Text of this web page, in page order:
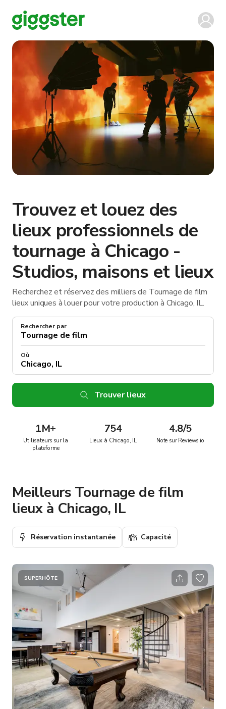
Trouvez et louez des
lieux professionnels de
tournage à Chicago -
Studios, maisons et lieux
Recherchez et réservez des milliers de Tournage de film
lieux uniques à louer pour votre production à Chicago, IL.
Rechercher par
Où
Trouver lieux
1M+
Utilisateurs sur la
plateforme
754
Lieux à Chicago, IL
4.8/5
Note sur Reviews.io
Meilleurs Tournage de film
lieux à Chicago, IL
Réservation instantanée Capacité
SUPERHÔTE